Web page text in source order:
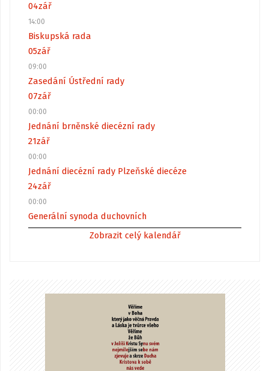
04zář
14:00
Biskupská rada
05zář
09:00
Zasedání Ústřední rady
07zář
00:00
Jednání brněnské diecézní rady
21zář
00:00
Jednání diecézní rady Plzeňské diecéze
24zář
00:00
Generální synoda duchovních
Zobrazit celý kalendář